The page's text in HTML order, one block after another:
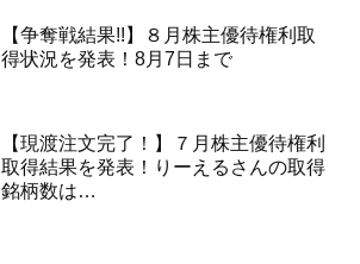
【争奪戦結果!!】８月株主優待権利取
得状況を発表！8月7日まで
【現渡注文完了！】７月株主優待権利
取得結果を発表！りーえるさんの取得
銘柄数は…